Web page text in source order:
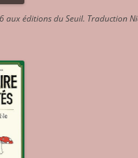
aux éditions du Seuil. Traduction